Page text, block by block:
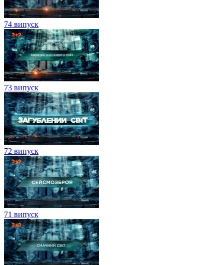
74 випуск
73 випуск
72 випуск
71 випуск